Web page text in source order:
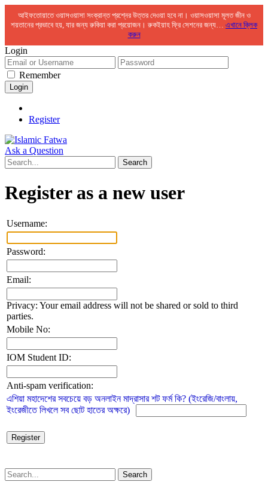
আইফতোয়াতে ওয়াসওয়াসা সংক্রান্ত প্রশ্নের উত্তর দেওয়া হবে না। ওয়াসওয়াসা মূলত জীন ও
শয়তানের প্রভাবে হয়, যার জন্য রুকিয়া করা প্রয়োজন। রুকইয়াহ ফ্রি সেশনের জন্য… এখানে ক্লিক
করুন
Login
Remember
Register
Ask a Question
Register as a new user
Username:
Password:
Email:
Privacy: Your email address will not be shared or sold to third
parties.
Mobile No:
IOM Student ID:
Anti-spam verification:
এশিয়া মহাদেশের সবচেয়ে বড় অনলাইন মাদ্রাসার শট ফর্ম কি? (ইংরেজি/বাংলায়,
ইংরেজীতে লিখলে সব ছোট হাতের অক্ষরে)